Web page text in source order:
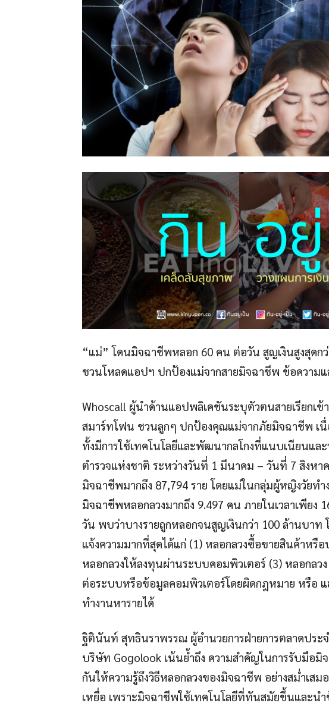
“แม่” โดนมิจฉาชีพหลอก 60 คน ต่อวัน สูญเงินสูงสุดก
ชวนโหลดแอปฯ ปกป้องแม่จากสายมิจฉาชีพ ข้อความแ
Whoscall ผู้นำด้านแอปพลิเคชันระบุตัวตนสายเรียกเ
สมาร์ทโฟน ชวนลูกๆ ปกป้องคุณแม่จากภัยมิจฉาชีพ เนื่
ทั้งมีการใช้เทคโนโลยีและพัฒนากลโกงที่แนบเนียนแล
ตำรวจแห่งชาติ ระหว่างวันที่ 1 มีนาคม – วันที่ 7 สิงห
มิจฉาชีพมากถึง 87,794 ราย โดยแม่ในกลุ่มผู้หญิงวัยท
มิจฉาชีพหลอกลวงมากถึง 9.497 คน ภายในเวลาเพีย
วัน พบว่าบางรายถูกหลอกจนสูญเงินกว่า 100 ล้านบาท
แจ้งความมากที่สุดได้แก่ (1) หลอกลวงซื้อขายสินค้าหรื
หลอกลวงให้ลงทุนผ่านระบบคอมพิวเตอร์ (3) หลอกลว
ต่อระบบหรือข้อมูลคอมพิวเตอร์โดยผิดกฎหมาย หรือ แ
ทำงานหารายได้
ฐิตินันท์ สุทธินราพรรณ ผู้อำนวยการฝ่ายการตลาดประ
บริษัท Gogolook เน้นย้ำถึง ความสำคัญในการรับมือ
กันให้ความรู้ถึงวิธีหลอกลวงของมิจฉาชีพ อย่างสม่ำเส
เหยื่อ เพราะมิจฉาชีพใช้เทคโนโลยีที่ทันสมัยขึ้นและน